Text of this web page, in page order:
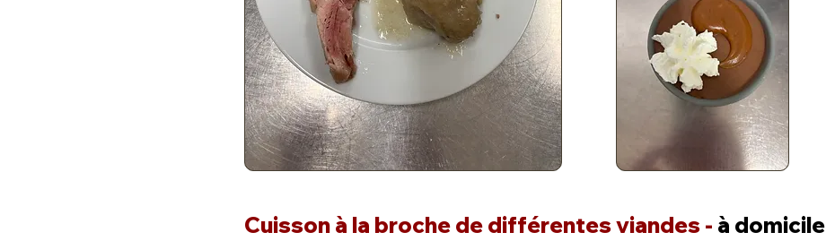
Cuisson à la broche de différentes viandes - à domicile